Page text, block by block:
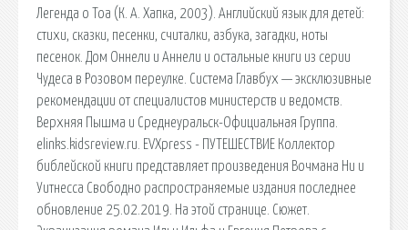
Легенда о Тоа (К. А. Хапка, 2003). Английский язык для детей:
стихи, сказки, песенки, считалки, азбука, загадки, ноты
песенок. Дом Оннели и Аннели и остальные книги из серии
Чудеса в Розовом переулке. Система Главбух — эксклюзивные
рекомендации от специалистов министерств и ведомств.
Верхняя Пышма и Среднеуральск-Официальная Группа.
elinks.kidsreview.ru. EVXpress - ПУТЕШЕСТВИЕ Коллектор
библейской книги представляет произведения Вочмана Ни и
Уитнесса Свободно распространяемые издания последнее
обновление 25.02.2019. На этой странице. Сюжет.